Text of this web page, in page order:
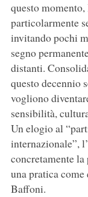
questo
particolarmente
invitando pochi
segno
distanti.
questo decennio
vogliono
sensibilità,
Un elogio al
internazionale”,
concretamente
una pratica
Baffoni.